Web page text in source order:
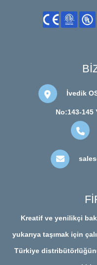
İvedik
No:143-145
Kreatif ve yenilikçi
yukarıya taşımak için
Türkiye